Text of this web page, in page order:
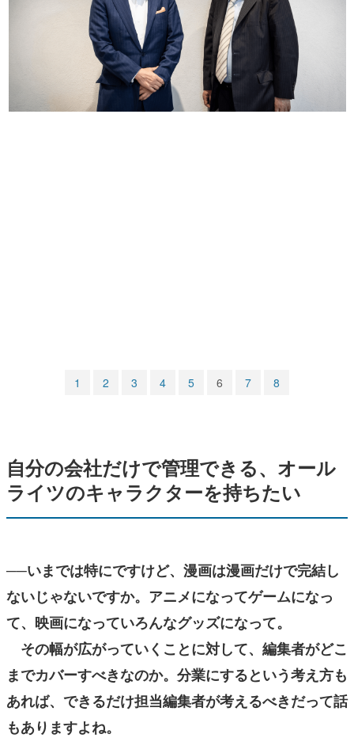
若ゲのいたり〜ゲームクリエイターの青春〜
『うつヌケ』『ペンと箸』等で知られるマンガ家・田中圭
一先生によるゲーム業界レポートマンガです。
なんでゲームは面白い？
ゲーム開発者・hamatsu氏がゲームの魅力を画面や操作の
具体的な形から解き明かしていく、硬派で骨太な評論連載
その他
1 2 3 4 5 6 7 8
自分の会社だけで管理できる、オール
ライツのキャラクターを持ちたい
──いまでは特にですけど、漫画は漫画だけで完結し
ないじゃないですか。アニメになってゲームになっ
て、映画になっていろんなグッズになって。
その幅が広がっていくことに対して、編集者がどこ
までカバーすべきなのか。分業にするという考え方も
あれば、できるだけ担当編集者が考えるべきだって話
もありますよね。